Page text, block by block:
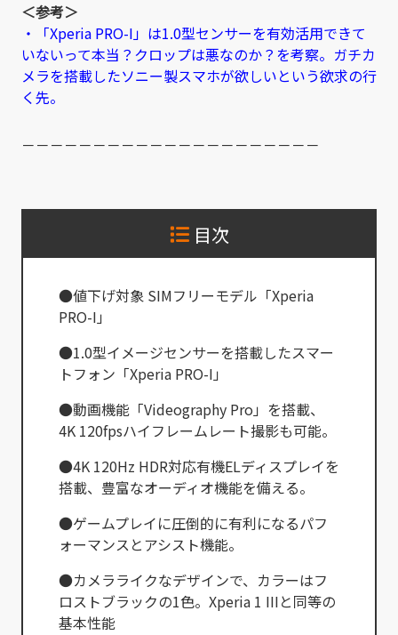
＜参考＞
・「Xperia PRO-I」は1.0型センサーを有効活用できて
いないって本当？クロップは悪なのか？を考察。ガチカ
メラを搭載したソニー製スマホが欲しいという欲求の行
く先。
－－－－－－－－－－－－－－－－－－－－－
目次
●値下げ対象 SIMフリーモデル「Xperia
PRO-I」
●1.0型イメージセンサーを搭載したスマー
トフォン「Xperia PRO-I」
●動画機能「Videography Pro」を搭載、
4K 120fpsハイフレームレート撮影も可能。
●4K 120Hz HDR対応有機ELディスプレイを
搭載、豊富なオーディオ機能を備える。
●ゲームプレイに圧倒的に有利になるパフ
ォーマンスとアシスト機能。
●カメラライクなデザインで、カラーはフ
ロストブラックの1色。Xperia 1 IIIと同等の
基本性能